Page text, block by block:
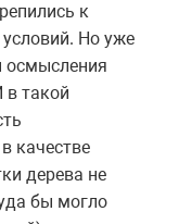
к
Но уже
осмысления
в такой
качестве
дерева не
бы могло